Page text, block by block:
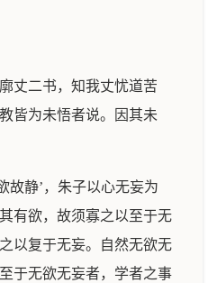
丈二书，知我丈忧道苦
皆为未悟者说。因其未
故静’，朱子以心无妄为
有欲，故须寡之以至于无
以复于无妄。自然无欲无
于无欲无妄者，学者之事